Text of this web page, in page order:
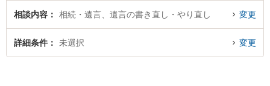
相談内容 相続・遺言、遺言の書き直し・やり直し 変更
詳細条件 未選択 変更